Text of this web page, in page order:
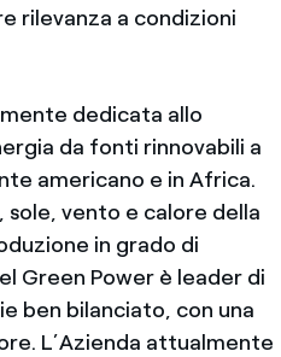
rilevanza a condizioni
dedicata allo
da fonti rinnovabili a
americano e in Africa.
sole, vento e calore della
in grado di
Green Power è leader di
ben bilanciato, con una
L’Azienda attualmente